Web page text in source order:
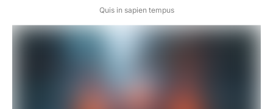
Quis in sapien tempus